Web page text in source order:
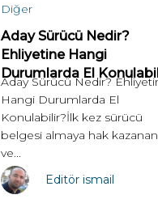
Diğer
Aday Sürücü Nedir?
Ehliyetine Hangi
Durumlarda El
Aday Sürücü Nedir?
Hangi Durumlarda El
Konulabilir?İlk kez sürücü
belgesi almaya hak kazanan
ve...
Editör ismail